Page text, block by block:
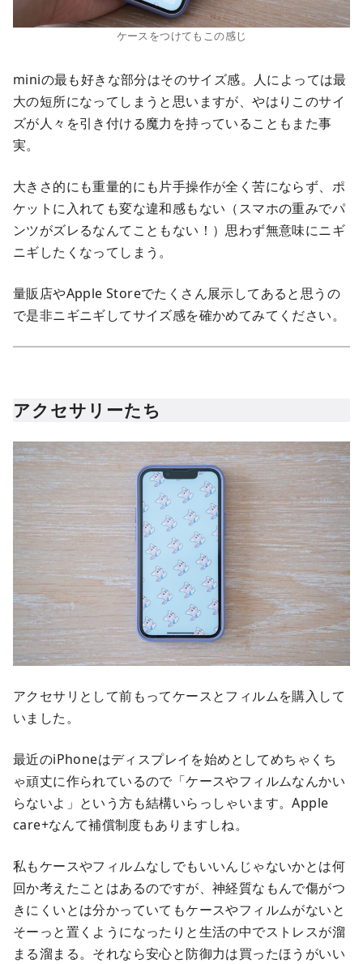
ケースをつけてもこの感じ
miniの最も好きな部分はそのサイズ感。人によっては最
大の短所になってしまうと思いますが、やはりこのサイ
ズが人々を引き付ける魔力を持っていることもまた事
実。
大きさ的にも重量的にも片手操作が全く苦にならず、ポ
ケットに入れても変な違和感もない（スマホの重みでパ
ンツがズレるなんてこともない！）思わず無意味にニギ
ニギしたくなってしまう。
量販店やApple Storeでたくさん展示してあると思うの
で是非ニギニギしてサイズ感を確かめてみてください。
アクセサリーたち
アクセサリとして前もってケースとフィルムを購入して
いました。
最近のiPhoneはディスプレイを始めとしてめちゃくち
ゃ頑丈に作られているので「ケースやフィルムなんかい
らないよ」という方も結構いらっしゃいます。Apple
care+なんて補償制度もありますしね。
私もケースやフィルムなしでもいいんじゃないかとは何
回か考えたことはあるのですが、神経質なもんで傷がつ
きにくいとは分かっていてもケースやフィルムがないと
そーっと置くようになったりと生活の中でストレスが溜
まる溜まる。それなら安心と防御力は買ったほうがいい